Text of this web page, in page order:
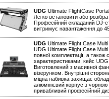
UDG Ultimate FlightCase
Легко встановити або
Професійний складаний DJ-
витримує навантаження до
UDG Ultimate Flight Case
UDG Ultimate Flight Case Multi
повної комплектації, а
характеристиками, кейс
Виготовлений з масивної
візерунком. Внутрішні
міцна набивка захищає
алюмінієвий корпус з чорною
привабливий професійний